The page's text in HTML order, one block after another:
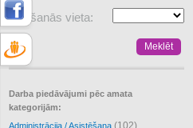
Atrašanās vieta:
Darba piedāvājumi pēc amata
kategorijām:
Administrācija / Asistēšana (102)